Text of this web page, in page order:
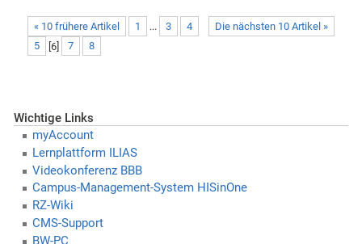
« 10 frühere Artikel Die nächsten 10 Artikel »
1 ... 3
4
5
[6] 7 8
Wichtige Links
myAccount
Lernplattform ILIAS
Videokonferenz BBB
Campus-Management-System HISinOne
RZ-Wiki
CMS-Support
BW-PC